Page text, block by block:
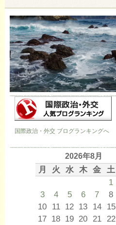
国際政治・外交 ブログランキングへ
2026年8月
月 火 水 木 金 土
1
3
4 5 6 7 8
10 11 12 13 14 15
17 18 19 20 21 22